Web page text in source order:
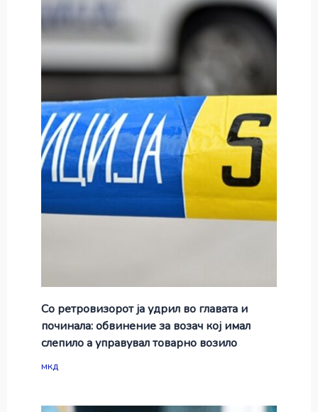
Со ретровизорот ја удрил во главата и
починала: обвинение за возач кој имал
слепило а управувал товарно возило
мкд